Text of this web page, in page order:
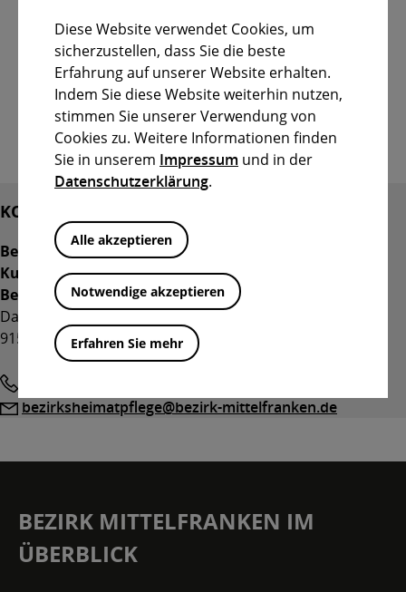
Diese Website verwendet Cookies, um
sicherzustellen, dass Sie die beste
Erfahrung auf unserer Website erhalten.
Indem Sie diese Website weiterhin nutzen,
stimmen Sie unserer Verwendung von
Cookies zu. Weitere Informationen finden
Sie in unserem Impressum und in der
Datenschutzerklärung.
Alle akzeptieren
Notwendige akzeptieren
Erfahren Sie mehr
19. Juli 2025:Antennenprogramm in den Lichtspielen
Großhabersdorf “Beckenrand-Sheriff”
Kommendes Festival: 22. Januar bis 25. Januar
Filmfestival im Filmhaus Nürnberg (Arbeitstitel
“Musik”)
KONTAKT
Bezirk Mittelfranken
Kulturreferat
Bezirksheimatpflege
Danziger Straße 5
91522 Ansbach
Telefon
E- bezirksheimatpflege@bezirk-mittelfranken.de
BEZIRK MITTELFRANKEN IM
ÜBERBLICK